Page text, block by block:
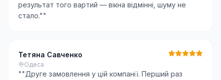
результат того вартий — вікна відмінні, шуму не
стало.""
Тетяна Савченко
Одеса
""Друге замовлення у цій компанії. Перший раз